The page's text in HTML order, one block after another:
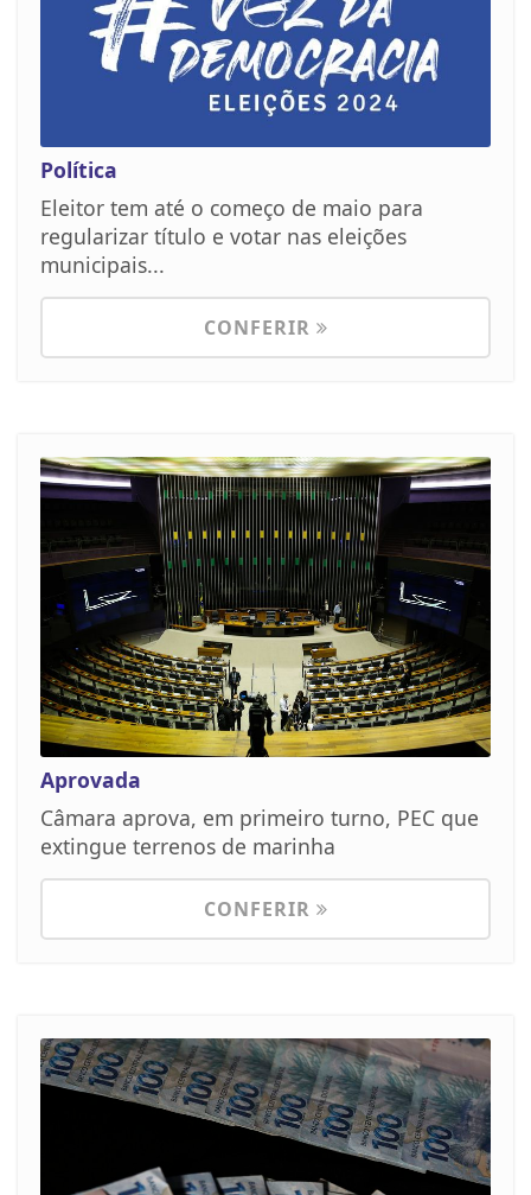
Política
Eleitor tem até o começo de maio para
regularizar título e votar nas eleições
municipais...
CONFERIR
Aprovada
Câmara aprova, em primeiro turno, PEC que
extingue terrenos de marinha
CONFERIR